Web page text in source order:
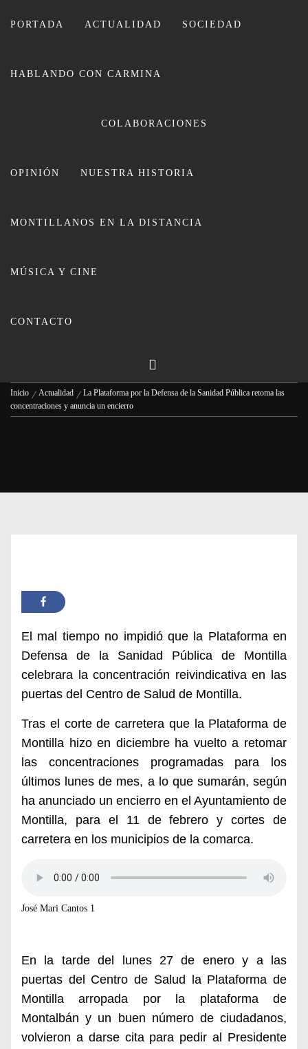
PORTADA ACTUALIDAD SOCIEDAD
HABLANDO CON CARMINA
COLABORACIONES
OPINIÓN NUESTRA HISTORIA
MONTILLANOS EN LA DISTANCIA
MÚSICA Y CINE
CONTACTO
CARMINA LEIVA
La Plataforma por la Defensa de la
encierro
Carmina Leiva
Inicio Actualidad
La Plataforma por la Defensa de la Sanidad Pública retoma las
concentraciones y anuncia un encierro
El mal tiempo no impidió que la Plataforma en
Defensa de la Sanidad Pública de Montilla
celebrara la concentración reivindicativa en las
puertas del Centro de Salud de Montilla.
Tras el corte de carretera que la Plataforma de
Montilla hizo en diciembre ha vuelto a retomar
las concentraciones programadas para los
últimos lunes de mes, a lo que sumarán, según
ha anunciado un encierro en el Ayuntamiento de
Montilla, para el 11 de febrero y cortes de
carretera en los municipios de la comarca.
José Mari Cantos 1
En la tarde del lunes 27 de enero y a las
puertas del Centro de Salud la Plataforma de
Montilla arropada por la plataforma de
Montalbán y un buen número de ciudadanos,
volvieron a darse cita para pedir al Presidente